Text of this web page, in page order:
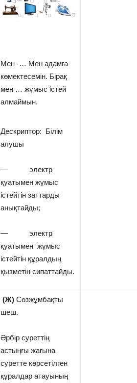
Мен -… Мен адамға
көмектесемін. Бірақ
мен … жұмыс істей
алмаймын.
Дескриптор: Білім
алушы
— электр
қуатымен жұмыс
істейтін заттарды
анықтайды;
— электр
қуатымен жұмыс
істейтін құралдың
қызметін сипаттайды.
(Ж) Сөзжұмбақты
шеш.
Әрбір суреттің
астыңғы жағына
суретте көрсетілген
құралдар атауының